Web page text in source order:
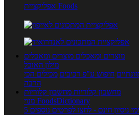
אפליקציית Foods
מוצרים ומאכלים מוצרים ומאכלים
מילון האוכל
חיפוש ע"פ רכיבים מכילים הכי
הרבה
מחשבון קלוריות מחשבון קלוריות
מנוי FoodsDictionary
5 ימי ניסיון חינם - לחצו לפרטים נוספים